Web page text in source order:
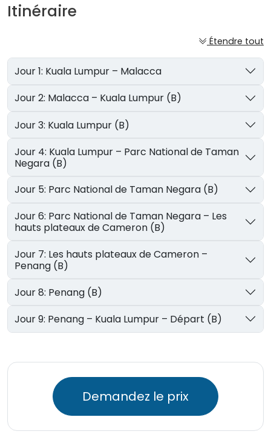
Itinéraire
Étendre tout
Jour 1: Kuala Lumpur – Malacca
Jour 2: Malacca – Kuala Lumpur (B)
Jour 3: Kuala Lumpur (B)
Jour 4: Kuala Lumpur – Parc National de Taman
Negara (B)
Jour 5: Parc National de Taman Negara (B)
Jour 6: Parc National de Taman Negara – Les
hauts plateaux de Cameron (B)
Jour 7: Les hauts plateaux de Cameron –
Penang (B)
Jour 8: Penang (B)
Jour 9: Penang – Kuala Lumpur – Départ (B)
Demandez le prix